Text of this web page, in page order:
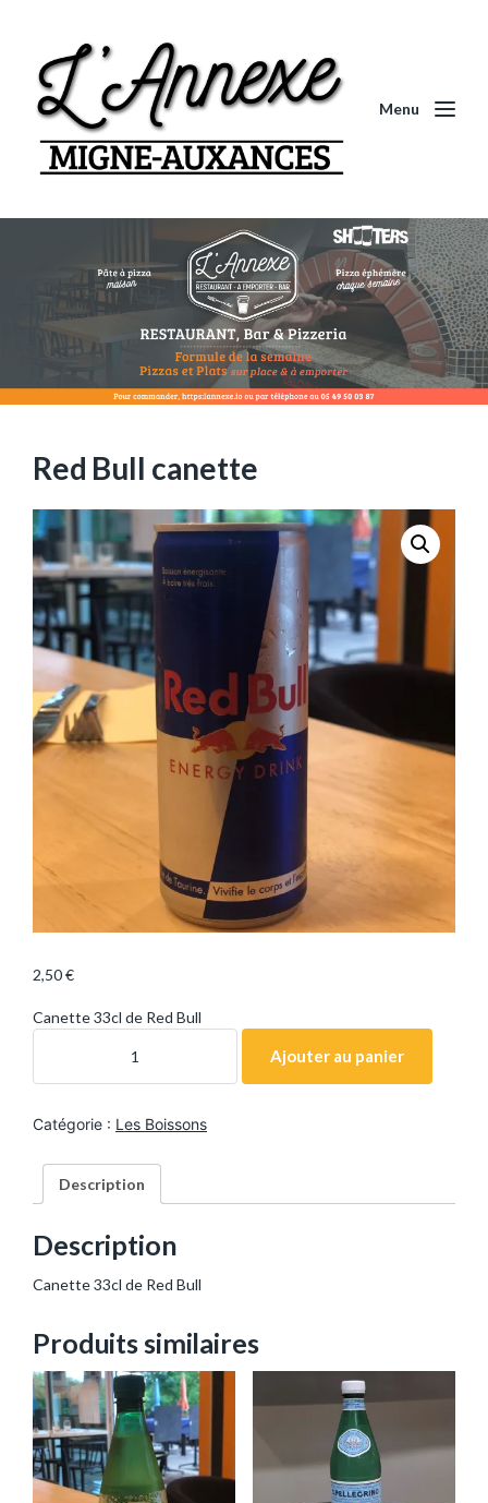
Menu
Red Bull canette
2,50€
Canette 33cl de Red Bull
q
n
t
e
B
u
l
c
e
t
t
e
Ajouter au panier
Catégorie : Les Boissons
Description
Description
Canette 33cl de Red Bull
Produits similaires